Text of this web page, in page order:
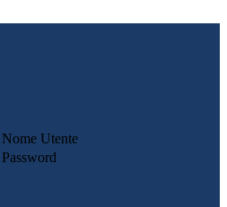
Nome Utente
Password